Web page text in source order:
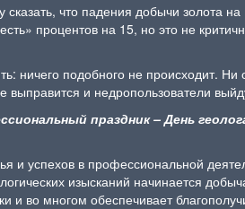
что падения добычи золота
процентов на 15, но это не
ничего подобного не происходит. Ни
выправится и недропользователи
праздник – День
и успехов в профессиональной
изысканий начинается
и во многом обеспечивает